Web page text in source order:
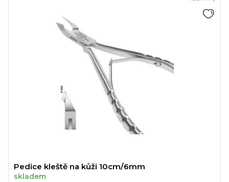
Pedice kleště na kůži 10cm/6mm
skladem